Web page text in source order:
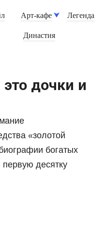
Арт-кафе Легенда
Династия
дочки и
«золотой
богатых
десятку